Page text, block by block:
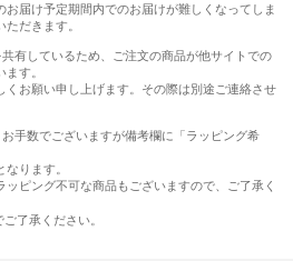
届け予定期間内でのお届けが難しくなってしま
だきます。
有しているため、ご注文の商品が他サイトでの
す。
くお願い申し上げます。その際は別途ご連絡させ
手数でございますが備考欄に「ラッピング希
ります。
ピング不可な商品もございますので、ご了承く
了承ください。